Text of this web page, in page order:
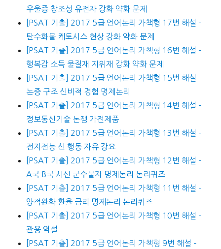
우울증 창조성 유전자 강화 약화 문제
[PSAT 기출] 2017 5급 언어논리 가책형 17번 해설 –
탄수화물 케토시스 현상 강화 약화 문제
[PSAT 기출] 2017 5급 언어논리 가책형 16번 해설 –
행복감 소득 물질재 지위재 강화 약화 문제
[PSAT 기출] 2017 5급 언어논리 가책형 15번 해설 –
논증 구조 신비적 경험 명제논리
[PSAT 기출] 2017 5급 언어논리 가책형 14번 해설 –
정보통신기술 논쟁 가전제품
[PSAT 기출] 2017 5급 언어논리 가책형 13번 해설 –
전지전능 신 행동 자유 강요
[PSAT 기출] 2017 5급 언어논리 가책형 12번 해설 –
A국 B국 사신 군수물자 명제논리 논리퀴즈
[PSAT 기출] 2017 5급 언어논리 가책형 11번 해설 –
양적완화 환율 금리 명제논리 논리퀴즈
[PSAT 기출] 2017 5급 언어논리 가책형 10번 해설 –
관용 역설
[PSAT 기출] 2017 5급 언어논리 가책형 9번 해설 –